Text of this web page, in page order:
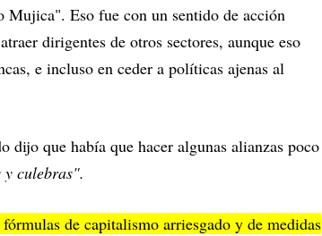
Mujica". Eso fue con un sentido de acción
dirigentes de otros sectores, aunque eso
e incluso en ceder a políticas ajenas al
dijo que había que hacer algunas alianzas poco
y culebras".
de capitalismo arriesgado y de medidas